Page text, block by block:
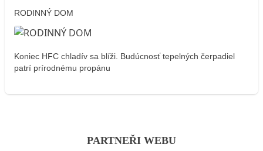
RODINNÝ DOM
Koniec HFC chladív sa blíži. Budúcnosť tepelných čerpadiel
patrí prírodnému propánu
PARTNEŘI WEBU